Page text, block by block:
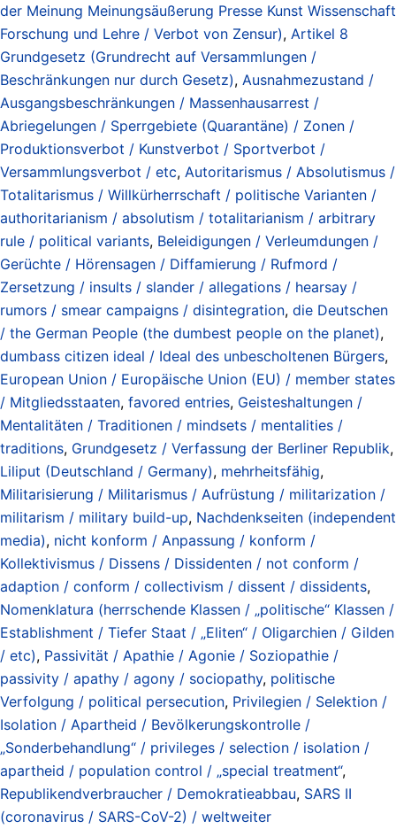
der Meinung Meinungsäußerung Presse Kunst Wissenschaft
Forschung und Lehre / Verbot von Zensur), Artikel 8
Grundgesetz (Grundrecht auf Versammlungen /
Beschränkungen nur durch Gesetz), Ausnahmezustand /
Ausgangsbeschränkungen / Massenhausarrest /
Abriegelungen / Sperrgebiete (Quarantäne) / Zonen /
Produktionsverbot / Kunstverbot / Sportverbot /
Versammlungsverbot / etc, Autoritarismus / Absolutismus /
Totalitarismus / Willkürherrschaft / politische Varianten /
authoritarianism / absolutism / totalitarianism / arbitrary
rule / political variants, Beleidigungen / Verleumdungen /
Gerüchte / Hörensagen / Diffamierung / Rufmord /
Zersetzung / insults / slander / allegations / hearsay /
rumors / smear campaigns / disintegration, die Deutschen
/ the German People (the dumbest people on the planet),
dumbass citizen ideal / Ideal des unbescholtenen Bürgers,
European Union / Europäische Union (EU) / member states
/ Mitgliedsstaaten, favored entries, Geisteshaltungen /
Mentalitäten / Traditionen / mindsets / mentalities /
traditions, Grundgesetz / Verfassung der Berliner Republik,
Liliput (Deutschland / Germany), mehrheitsfähig,
Militarisierung / Militarismus / Aufrüstung / militarization /
militarism / military build-up, Nachdenkseiten (independent
media), nicht konform / Anpassung / konform /
Kollektivismus / Dissens / Dissidenten / not conform /
adaption / conform / collectivism / dissent / dissidents,
Nomenklatura (herrschende Klassen / „politische“ Klassen /
Establishment / Tiefer Staat / „Eliten“ / Oligarchien / Gilden
/ etc), Passivität / Apathie / Agonie / Soziopathie /
passivity / apathy / agony / sociopathy, politische
Verfolgung / political persecution, Privilegien / Selektion /
Isolation / Apartheid / Bevölkerungskontrolle /
„Sonderbehandlung“ / privileges / selection / isolation /
apartheid / population control / „special treatment“,
Republikendverbraucher / Demokratieabbau, SARS II
(coronavirus / SARS-CoV-2) / weltweiter